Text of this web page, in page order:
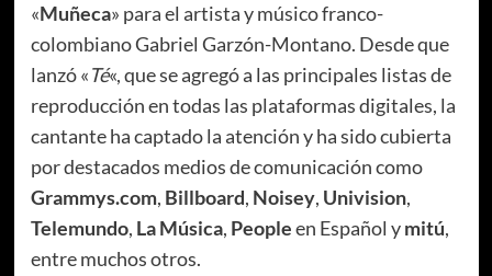
«Muñeca» para el artista y músico franco-
colombiano Gabriel Garzón-Montano. Desde que
lanzó «Té«, que se agregó a las principales listas de
reproducción en todas las plataformas digitales, la
cantante ha captado la atención y ha sido cubierta
por destacados medios de comunicación como
Grammys.com, Billboard, Noisey, Univision,
Telemundo, La Música, Peopleen Español ymitú,
entre muchos otros.